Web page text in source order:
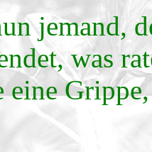
jemand,
was
eine